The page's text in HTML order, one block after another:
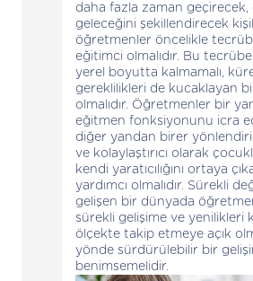
daha fazla zaman geçirecek,
geleceğini şekillendirecek
öğretmenler öncelikle
eğitimci olmalıdır. Bu
yerel boyutta kalmamalı,
gereklilikleri de kucaklayan
olmalıdır. Öğretmenler bir
eğitmen fonksiyonunu icra
diğer yandan birer
ve kolaylaştırıcı olarak
kendi yaratıcılığını ortaya
yardımcı olmalıdır. Sürekli
gelişen bir dünyada
sürekli gelişime ve yenilikleri
ölçekte takip etmeye açık
yönde sürdürülebilir bir
benimsemelidir.